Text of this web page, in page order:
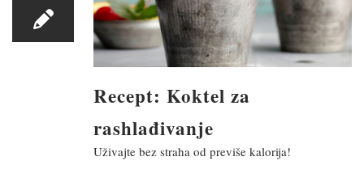
Recept: Koktel za
rashlađivanje
Uživajte bez straha od previše kalorija!